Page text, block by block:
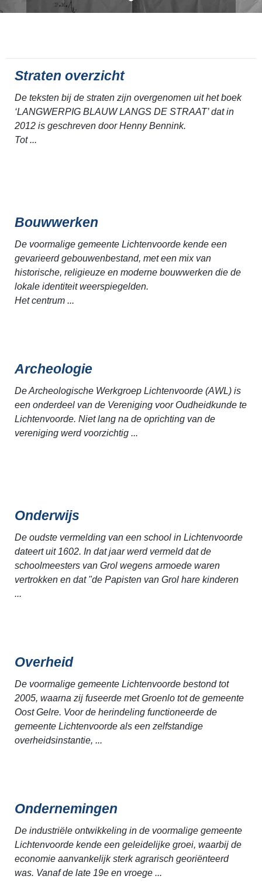
Straten overzicht
De teksten bij de straten zijn overgenomen uit het boek
‘LANGWERPIG BLAUW LANGS DE STRAAT’ dat in
2012 is geschreven door Henny Bennink.
Tot ...
Bouwwerken
De voormalige gemeente Lichtenvoorde kende een
gevarieerd gebouwenbestand, met een mix van
historische, religieuze en moderne bouwwerken die de
lokale identiteit weerspiegelden.
Het centrum ...
Archeologie
De Archeologische Werkgroep Lichtenvoorde (AWL) is
een onderdeel van de Vereniging voor Oudheidkunde te
Lichtenvoorde. Niet lang na de oprichting van de
vereniging werd voorzichtig ...
Onderwijs
De oudste vermelding van een school in Lichtenvoorde
dateert uit 1602. In dat jaar werd vermeld dat de
schoolmeesters van Grol wegens armoede waren
vertrokken en dat "de Papisten van Grol hare kinderen
...
Overheid
De voormalige gemeente Lichtenvoorde bestond tot
2005, waarna zij fuseerde met Groenlo tot de gemeente
Oost Gelre. Voor de herindeling functioneerde de
gemeente Lichtenvoorde als een zelfstandige
overheidsinstantie, ...
Ondernemingen
De industriële ontwikkeling in de voormalige gemeente
Lichtenvoorde kende een geleidelijke groei, waarbij de
economie aanvankelijk sterk agrarisch georiënteerd
was. Vanaf de late 19e en vroege ...